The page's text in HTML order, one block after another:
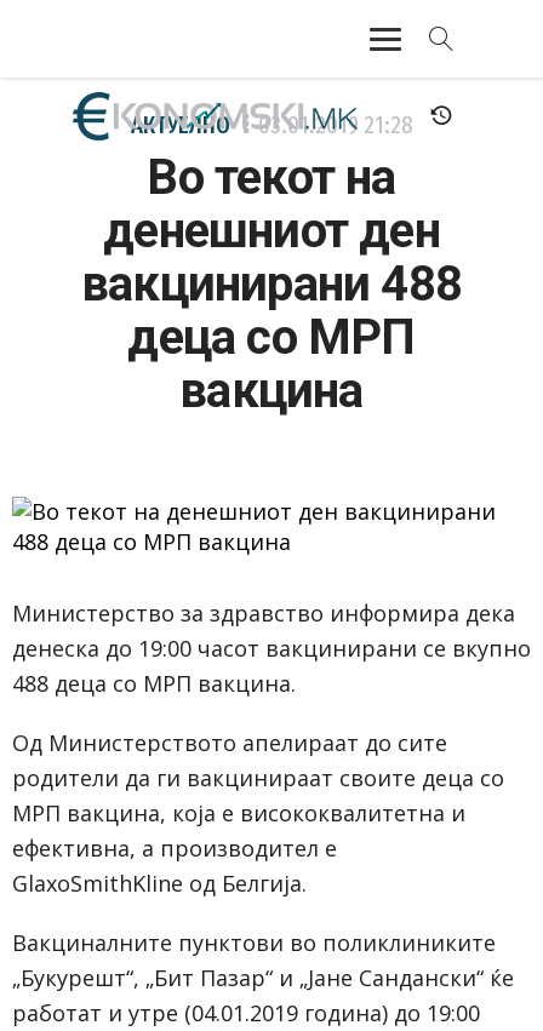
АКТУЕЛНО
ЕКОНОМИЈА
ФИНАНСИИ
БАНКАРСТВО
ЖИВОТ
АКТУЕЛНО 03.01.2019 21:28
Во текот на
денешниот ден
вакцинирани 488
деца со МРП
вакцина
Министерство за здравство информира дека
денеска до 19:00 часот вакцинирани се вкупно
488 деца со МРП вакцина.
Од Министерството апелираат до сите
родители да ги вакцинираат своите деца со
МРП вакцина, која е висококвалитетна и
ефективна, а производител е
GlaxoSmithKline од Белгија.
Вакциналните пунктови во поликлиниките
„Букурешт“, „Бит Пазар“ и „Јане Сандански“ ќе
работат и утре (04.01.2019 година) до 19:00